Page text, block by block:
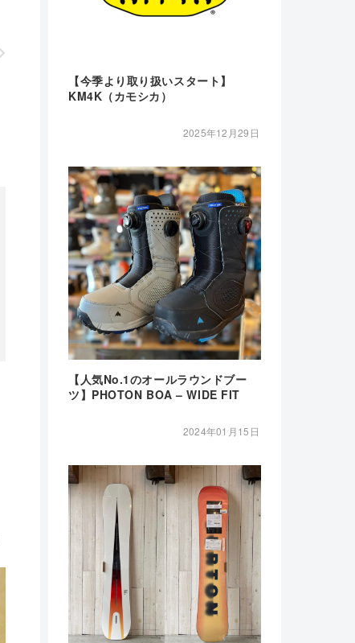
【今季より取り扱いスタート】
KM4K（カモシカ）
2025年12月29日
【人気No.1のオールラウンドブー
ツ】PHOTON BOA – WIDE FIT
2024年01月15日